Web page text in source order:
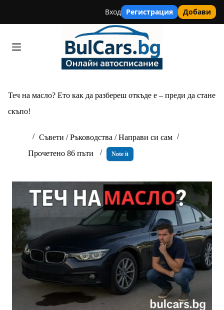
Вход Регистрация Добави
Теч на масло? Ето как да разбереш откъде е – преди да стане
скъпо!
Съвети / Ръководства / Направи си сам
Прочетено 86 пъти
Note it